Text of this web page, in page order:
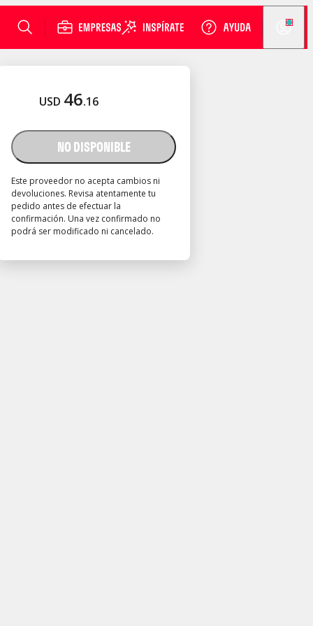
USD 46.16
NO DISPONIBLE
Este proveedor no acepta cambios ni
devoluciones. Revisa atentamente tu
pedido antes de efectuar la
confirmación. Una vez confirmado no
podrá ser modificado ni cancelado.